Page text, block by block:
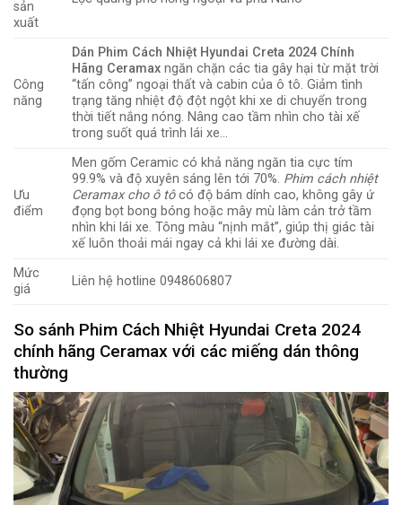
sản
xuất
Công
năng
Dán Phim Cách Nhiệt Hyundai Creta 2024 Chính
Hãng Ceramaxngăn chặn các tia gây hại từ mặt trời
“tấn công” ngoại thất và cabin của ô tô. Giảm tình
trạng tăng nhiệt độ đột ngột khi xe di chuyển trong
thời tiết nắng nóng. Nâng cao tầm nhìn cho tài xế
trong suốt quá trình lái xe…
Ưu
điểm
Men gốm Ceramic có khả năng ngăn tia cực tím
99.9% và độ xuyên sáng lên tới 70%. Phim cách nhiệt
Ceramax cho ô tôcó độ bám dính cao, không gây ứ
đọng bọt bong bóng hoặc mây mù làm cản trở tầm
nhìn khi lái xe. Tông màu “nịnh mắt”, giúp thị giác tài
xế luôn thoải mái ngay cả khi lái xe đường dài.
Mức
giá
Liên hệ hotline 0948606807
So sánh Phim Cách Nhiệt Hyundai Creta 2024
chính hãng Ceramax với các miếng dán thông
thường